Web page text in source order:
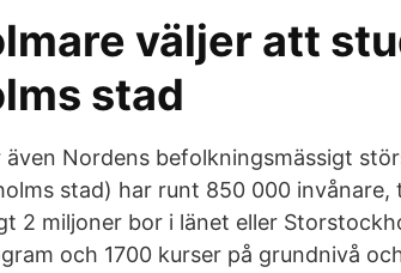
väljer att
stad
Nordens befolkningsmässigt
stad) har runt 850 000
2 miljoner bor i länet eller
och 1700 kurser på grundnivå